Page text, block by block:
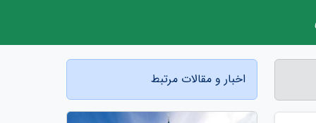
اخبار و مقالات مرتبط